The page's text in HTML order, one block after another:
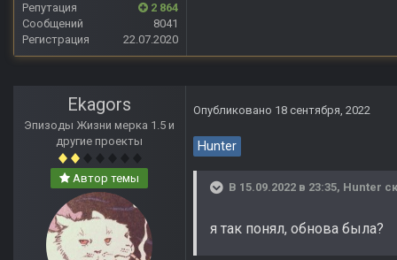
Репутация
2 864
Сообщений
8041
Регистрация
22.07.2020
Ekagors
Эпизоды Жизни мерка 1.5 и
другие проекты
Автор темы
Опубликовано 18 сентября, 2022
Hunter
В 15.09.2022 в 23:35, Hunter
я так понял, обнова была?